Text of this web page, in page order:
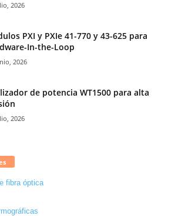
2026
PXI y PXIe 41-770 y 43-625 para
In-the-Loop
2026
de potencia WT1500 para alta
2026
fibra óptica